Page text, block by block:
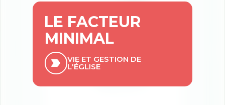
LE FACTEUR
MINIMAL
VIE ET GESTION DE
L'ÉGLISE